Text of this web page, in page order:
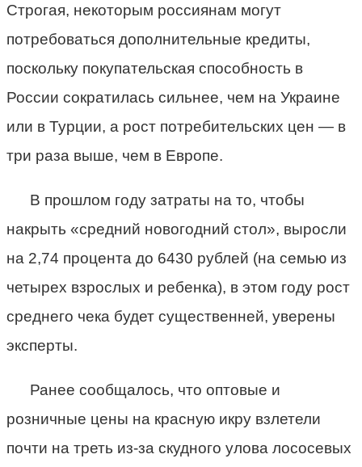
Строгая, некоторым россиянам могут
потребоваться дополнительные кредиты,
поскольку покупательская способность в
России сократилась сильнее, чем на Украине
или в Турции, а рост потребительских цен — в
три раза выше, чем в Европе.
В прошлом году затраты на то, чтобы
накрыть «средний новогодний стол», выросли
на 2,74 процента до 6430 рублей (на семью из
четырех взрослых и ребенка), в этом году рост
среднего чека будет существенней, уверены
эксперты.
Ранее сообщалось, что оптовые и
розничные цены на красную икру взлетели
почти на треть из-за скудного улова лососевых